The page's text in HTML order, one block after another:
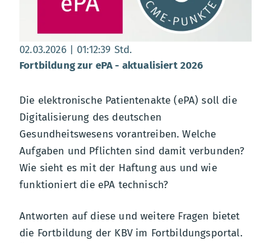
Datum:
02.03.2026 , Dauer:
01:12:39 Std.
Fortbildung zur ePA - aktualisiert 2026
Die elektronische Patientenakte (ePA) soll die
Digitalisierung des deutschen
Gesundheitswesens vorantreiben. Welche
Aufgaben und Pflichten sind damit verbunden?
Wie sieht es mit der Haftung aus und wie
funktioniert die ePA technisch?
Antworten auf diese und weitere Fragen bietet
die Fortbildung der KBV im Fortbildungsportal.